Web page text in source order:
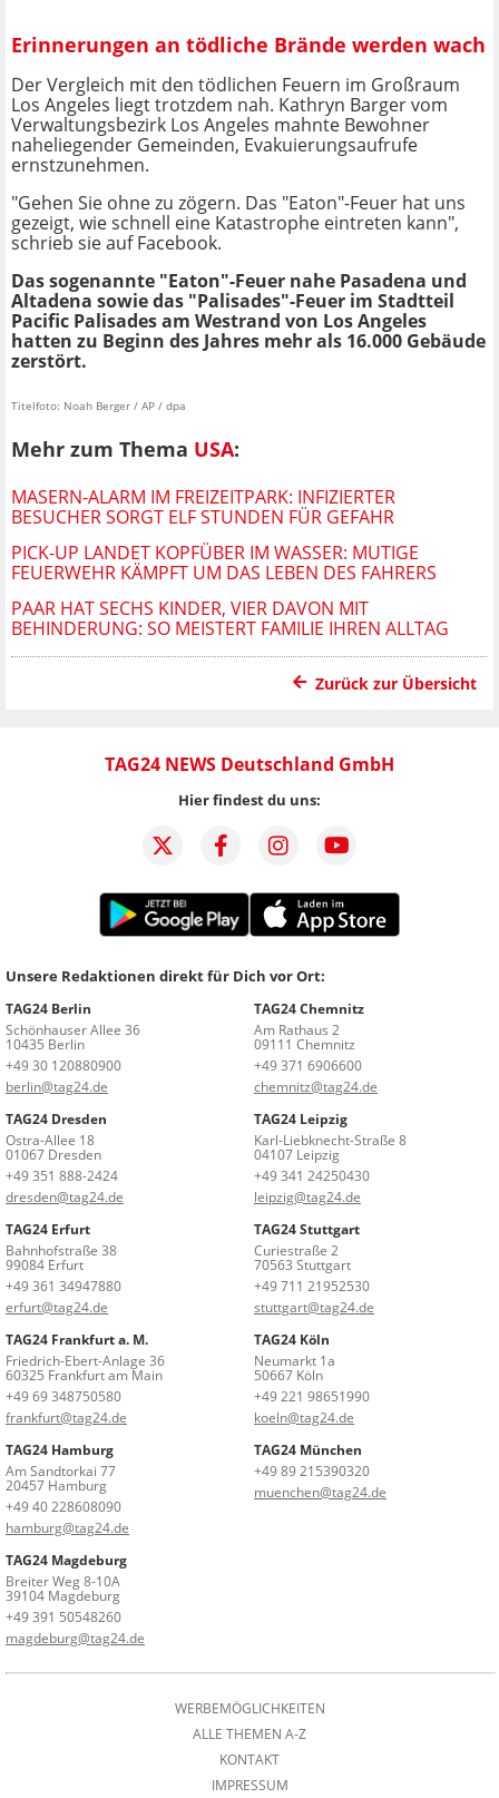
Erinnerungen an tödliche Brände werden wach
Der Vergleich mit den tödlichen Feuern im Großraum
Los Angeles liegt trotzdem nah. Kathryn Barger vom
Verwaltungsbezirk Los Angeles mahnte Bewohner
naheliegender Gemeinden, Evakuierungsaufrufe
ernstzunehmen.
"Gehen Sie ohne zu zögern. Das "Eaton"-Feuer hat uns
gezeigt, wie schnell eine Katastrophe eintreten kann",
schrieb sie auf Facebook.
Das sogenannte "Eaton"-Feuer nahe Pasadena und
Altadena sowie das "Palisades"-Feuer im Stadtteil
Pacific Palisades am Westrand von Los Angeles
hatten zu Beginn des Jahres mehr als 16.000 Gebäude
zerstört.
Titelfoto: Noah Berger / AP / dpa
Mehr zum Thema USA:
MASERN-ALARM IM FREIZEITPARK: INFIZIERTER
BESUCHER SORGT ELF STUNDEN FÜR GEFAHR
PICK-UP LANDET KOPFÜBER IM WASSER: MUTIGE
FEUERWEHR KÄMPFT UM DAS LEBEN DES FAHRERS
PAAR HAT SECHS KINDER, VIER DAVON MIT
BEHINDERUNG: SO MEISTERT FAMILIE IHREN ALLTAG
Zurück zur Übersicht
TAG24 NEWS Deutschland GmbH
Hier findest du uns:
Unsere Redaktionen direkt für Dich vor Ort:
TAG24 Berlin
Schönhauser Allee 36
10435 Berlin
+49 30 120880900
berlin@tag24.de
TAG24 Chemnitz
Am Rathaus 2
09111 Chemnitz
+49 371 6906600
chemnitz@tag24.de
TAG24 Dresden
Ostra-Allee 18
01067 Dresden
+49 351 888-2424
dresden@tag24.de
TAG24 Leipzig
Karl-Liebknecht-Straße 8
04107 Leipzig
+49 341 24250430
leipzig@tag24.de
TAG24 Erfurt
Bahnhofstraße 38
99084 Erfurt
+49 361 34947880
erfurt@tag24.de
TAG24 Stuttgart
Curiestraße 2
70563 Stuttgart
+49 711 21952530
stuttgart@tag24.de
TAG24 Frankfurt a. M.
Friedrich-Ebert-Anlage 36
60325 Frankfurt am Main
+49 69 348750580
frankfurt@tag24.de
TAG24 Köln
Neumarkt 1a
50667 Köln
+49 221 98651990
koeln@tag24.de
TAG24 Hamburg
Am Sandtorkai 77
20457 Hamburg
+49 40 228608090
hamburg@tag24.de
TAG24 München
+49 89 215390320
muenchen@tag24.de
TAG24 Magdeburg
Breiter Weg 8-10A
39104 Magdeburg
+49 391 50548260
magdeburg@tag24.de
WERBEMÖGLICHKEITEN
ALLE THEMEN A-Z
KONTAKT
IMPRESSUM